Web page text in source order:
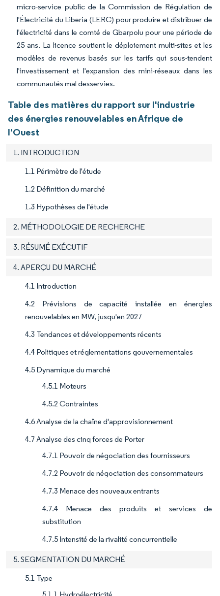
micro-service public de la Commission de Régulation de
l'Électricité du Liberia (LERC) pour produire et distribuer de
l'électricité dans le comté de Gbarpolu pour une période de
25 ans. La licence soutient le déploiement multi-sites et les
modèles de revenus basés sur les tarifs qui sous-tendent
l'investissement et l'expansion des mini-réseaux dans les
communautés mal desservies.
Table des matières du rapport sur l'industrie
des énergies renouvelables en Afrique de
l'Ouest
1. INTRODUCTION
1.1 Périmètre de l'étude
1.2 Définition du marché
1.3 Hypothèses de l'étude
2. MÉTHODOLOGIE DE RECHERCHE
3. RÉSUMÉ EXÉCUTIF
4. APERÇU DU MARCHÉ
4.1 Introduction
4.2 Prévisions de capacité installée en énergies
renouvelables en MW, jusqu'en 2027
4.3 Tendances et développements récents
4.4 Politiques et réglementations gouvernementales
4.5 Dynamique du marché
4.5.1 Moteurs
4.5.2 Contraintes
4.6 Analyse de la chaîne d'approvisionnement
4.7 Analyse des cinq forces de Porter
4.7.1 Pouvoir de négociation des fournisseurs
4.7.2 Pouvoir de négociation des consommateurs
4.7.3 Menace des nouveaux entrants
4.7.4 Menace des produits et services de
substitution
4.7.5 Intensité de la rivalité concurrentielle
5. SEGMENTATION DU MARCHÉ
5.1 Type